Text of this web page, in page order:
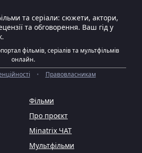
та серіали: сюжети, актори,
та обговорення. Ваш гід у
фільмів, серіалів та мультфільмів
онлайн.
• Правовласникам
Фільми
Про проєкт
Minatrix ЧАТ
Мультфільми